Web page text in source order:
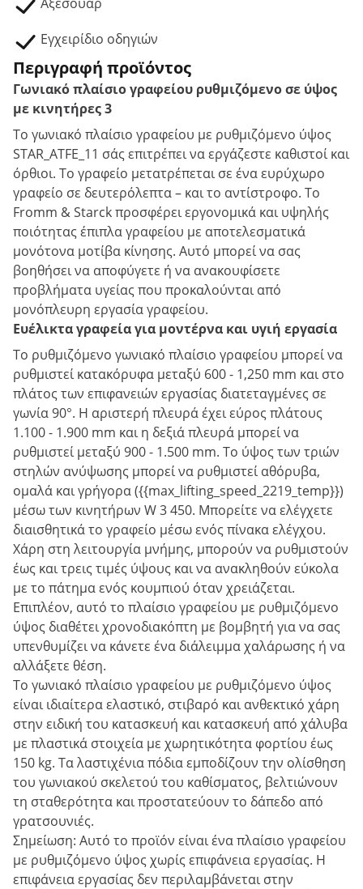
Εγχειρίδιο οδηγιών
Περιγραφή προϊόντος
Γωνιακό πλαίσιο γραφείου ρυθμιζόμενο σε ύψος
με κινητήρες 3
Το γωνιακό πλαίσιο γραφείου με ρυθμιζόμενο ύψος
STAR_ATFE_11 σάς επιτρέπει να εργάζεστε καθιστοί και
όρθιοι. Το γραφείο μετατρέπεται σε ένα ευρύχωρο
γραφείο σε δευτερόλεπτα – και το αντίστροφο. Το
Fromm & Starck προσφέρει εργονομικά και υψηλής
ποιότητας έπιπλα γραφείου με αποτελεσματικά
μονότονα μοτίβα κίνησης. Αυτό μπορεί να σας
βοηθήσει να αποφύγετε ή να ανακουφίσετε
προβλήματα υγείας που προκαλούνται από
μονόπλευρη εργασία γραφείου.
Ευέλικτα γραφεία για μοντέρνα και υγιή εργασία
Το ρυθμιζόμενο γωνιακό πλαίσιο γραφείου μπορεί να
ρυθμιστεί κατακόρυφα μεταξύ 600 - 1,250 mm και στο
πλάτος των επιφανειών εργασίας διατεταγμένες σε
γωνία 90°. Η αριστερή πλευρά έχει εύρος πλάτους
1.100 - 1.900 mm και η δεξιά πλευρά μπορεί να
ρυθμιστεί μεταξύ 900 - 1.500 mm. Το ύψος των τριών
στηλών ανύψωσης μπορεί να ρυθμιστεί αθόρυβα,
ομαλά και γρήγορα ({{max_lifting_speed_2219_temp}})
μέσω των κινητήρων W 3 450. Μπορείτε να ελέγχετε
διαισθητικά το γραφείο μέσω ενός πίνακα ελέγχου.
Χάρη στη λειτουργία μνήμης, μπορούν να ρυθμιστούν
έως και τρεις τιμές ύψους και να ανακληθούν εύκολα
με το πάτημα ενός κουμπιού όταν χρειάζεται.
Επιπλέον, αυτό το πλαίσιο γραφείου με ρυθμιζόμενο
ύψος διαθέτει χρονοδιακόπτη με βομβητή για να σας
υπενθυμίζει να κάνετε ένα διάλειμμα χαλάρωσης ή να
αλλάξετε θέση.
Το γωνιακό πλαίσιο γραφείου με ρυθμιζόμενο ύψος
είναι ιδιαίτερα ελαστικό, στιβαρό και ανθεκτικό χάρη
στην ειδική του κατασκευή και κατασκευή από χάλυβα
με πλαστικά στοιχεία με χωρητικότητα φορτίου έως
150 kg. Τα λαστιχένια πόδια εμποδίζουν την ολίσθηση
του γωνιακού σκελετού του καθίσματος, βελτιώνουν
τη σταθερότητα και προστατεύουν το δάπεδο από
γρατσουνιές.
Σημείωση: Αυτό το προϊόν είναι ένα πλαίσιο γραφείου
με ρυθμιζόμενο ύψος χωρίς επιφάνεια εργασίας. Η
επιφάνεια εργασίας δεν περιλαμβάνεται στην